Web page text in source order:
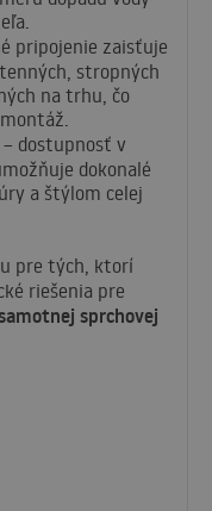
pripojenie zaisťuje
stropných
na trhu, čo
– dostupnosť v
dokonalé
a štýlom celej
pre tých, ktorí
riešenia pre
sprchovej